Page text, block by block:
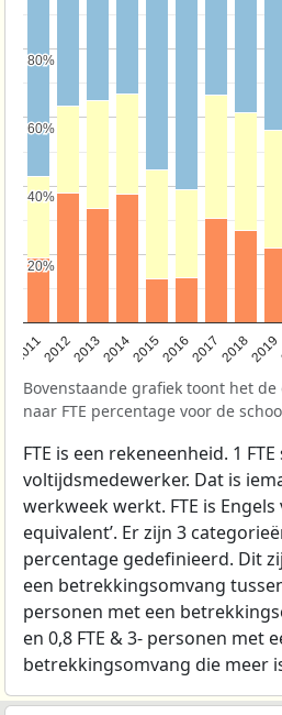
201120122013201420152016201720182019
20%
20%
40%
40%
60%
60%
80%
80%
Bovenstaande grafiek toont het
naar FTE percentage voor de
FTE is een rekeneenheid. 1
voltijdsmedewerker. Dat is
werkweek werkt. FTE is
equivalent’. Er zijn 3
percentage gedefinieerd. Dit
een betrekkingsomvang
personen met een
en 0,8 FTE & 3- personen met
betrekkingsomvang die meer